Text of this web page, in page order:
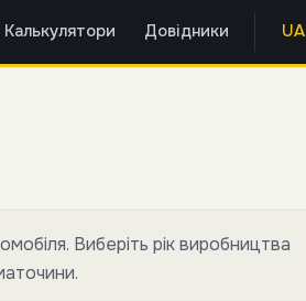
Калькулятори Довідники UA
Виберіть рік виробництва